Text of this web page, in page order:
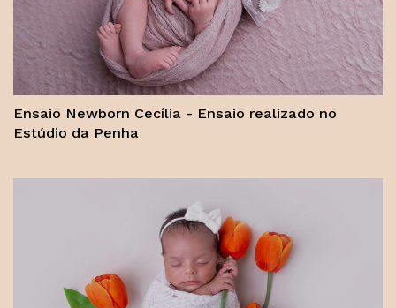
Ensaio Newborn Cecília - Ensaio realizado no
Estúdio da Penha